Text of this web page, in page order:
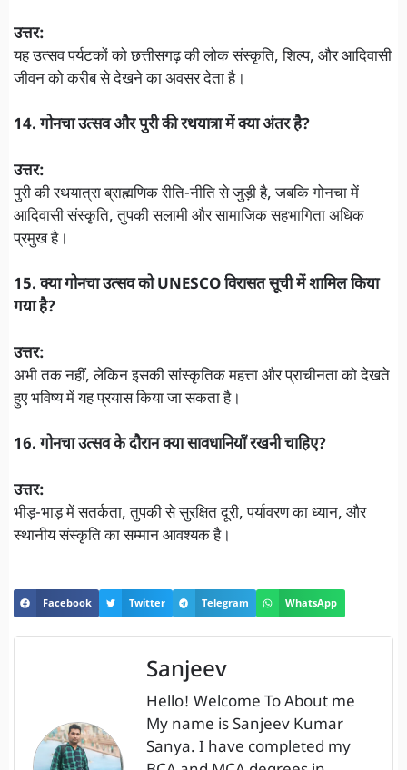
उत्तर:
यह उत्सव पर्यटकों को छत्तीसगढ़ की लोक संस्कृति, शिल्प, और आदिवासी
जीवन को करीब से देखने का अवसर देता है।
14. गोनचा उत्सव और पुरी की रथयात्रा में क्या अंतर है?
उत्तर:
पुरी की रथयात्रा ब्राह्मणिक रीति-नीति से जुड़ी है, जबकि गोनचा में
आदिवासी संस्कृति, तुपकी सलामी और सामाजिक सहभागिता अधिक
प्रमुख है।
15. क्या गोनचा उत्सव को UNESCO विरासत सूची में शामिल किया
गया है?
उत्तर:
अभी तक नहीं, लेकिन इसकी सांस्कृतिक महत्ता और प्राचीनता को देखते
हुए भविष्य में यह प्रयास किया जा सकता है।
16. गोनचा उत्सव के दौरान क्या सावधानियाँ रखनी चाहिए?
उत्तर:
भीड़-भाड़ में सतर्कता, तुपकी से सुरक्षित दूरी, पर्यावरण का ध्यान, और
स्थानीय संस्कृति का सम्मान आवश्यक है।
Facebook Twitter Telegram WhatsApp
Sanjeev
Hello! Welcome To About me
My name is Sanjeev Kumar
Sanya. I have completed my